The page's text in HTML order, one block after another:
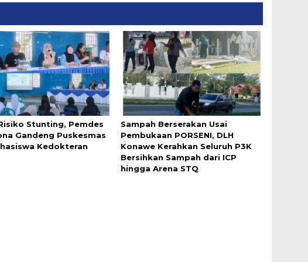
Stunting, Pemdes
Gandeng Puskesmas
Kedokteran
Sampah Berserakan Usai
Pembukaan PORSENI, DLH
Konawe Kerahkan Seluruh P3K
Bersihkan Sampah dari ICP
hingga Arena STQ